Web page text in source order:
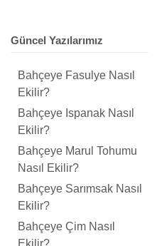
Güncel Yazılarımız
Bahçeye Fasulye Nasıl
Ekilir?
Bahçeye Ispanak Nasıl
Ekilir?
Bahçeye Marul Tohumu
Nasıl Ekilir?
Bahçeye Sarımsak Nasıl
Ekilir?
Bahçeye Çim Nasıl
Ekilir?